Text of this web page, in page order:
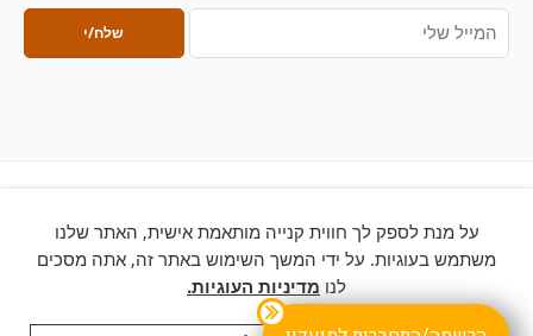
© 2026 – כל הזכויות שמורות ללחם ארטיזן
על מנת לספק לך חווית קנייה מותאמת אישית, האתר שלנו
משתמש בעוגיות. על ידי המשך השימוש באתר זה, אתה מסכים
לנו מדיניות העוגיות.